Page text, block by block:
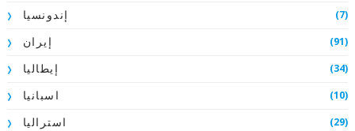
إندونسيا (7)
إيران (91)
إيطاليا (34)
اسبانيا (10)
استراليا (29)